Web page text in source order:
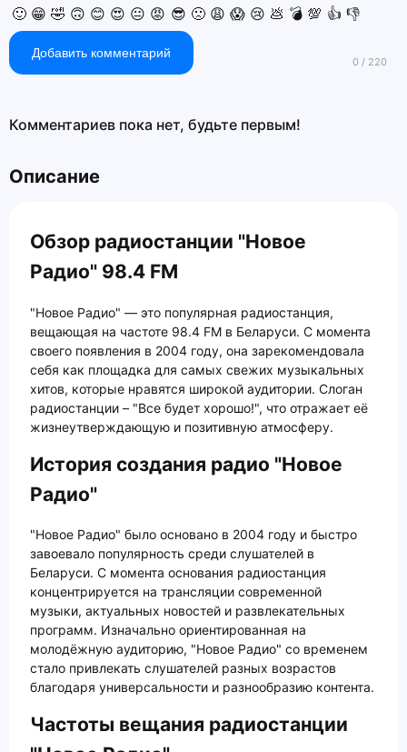
🙂 😁 🤣 🙃 😊 😍 😐 😡 😎 🙁 😩 😱 😢 💩 💣 💯 👍 👎
Добавить комментарий
Комментариев пока нет, будьте первым!
Описание
Обзор радиостанции "Новое
Радио" 98.4 FM
"Новое Радио" — это популярная радиостанция,
вещающая на частоте 98.4 FM в Беларуси. С момента
своего появления в 2004 году, она зарекомендовала
себя как площадка для самых свежих музыкальных
хитов, которые нравятся широкой аудитории. Слоган
радиостанции – "Все будет хорошо!", что отражает её
жизнеутверждающую и позитивную атмосферу.
История создания радио "Новое
Радио"
"Новое Радио" было основано в 2004 году и быстро
завоевало популярность среди слушателей в
Беларуси. С момента основания радиостанция
концентрируется на трансляции современной
музыки, актуальных новостей и развлекательных
программ. Изначально ориентированная на
молодёжную аудиторию, "Новое Радио" со временем
стало привлекать слушателей разных возрастов
благодаря универсальности и разнообразию контента.
Частоты вещания радиостанции